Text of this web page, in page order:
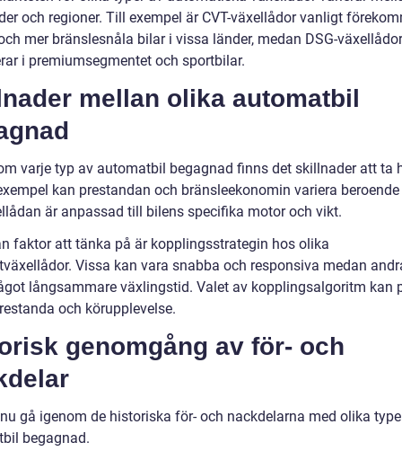
och regioner. Till exempel är CVT-växellådor vanligt
mer bränslesnåla bilar i vissa länder, medan DSG-växellådor
i premiumsegmentet och sportbilar.
mellan olika automatbil
varje typ av automatbil begagnad finns det skillnader att ta
kan prestandan och bränsleekonomin variera
är anpassad till bilens specifika motor och vikt.
faktor att tänka på är kopplingsstrategin hos olika
Vissa kan vara snabba och responsiva medan
långsammare växlingstid. Valet av kopplingsalgoritm kan
och körupplevelse.
genomgång av för- och
gå igenom de historiska för- och nackdelarna med olika
begagnad.